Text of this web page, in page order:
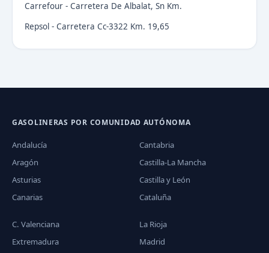
Carrefour - Carretera De Albalat, Sn Km.
Repsol - Carretera Cc-3322 Km. 19,65
GASOLINERAS POR COMUNIDAD AUTÓNOMA
Andalucía
Aragón
Asturias
Canarias
Cantabria
Castilla-La Mancha
Castilla y León
Cataluña
C. Valenciana
Extremadura
La Rioja
Madrid